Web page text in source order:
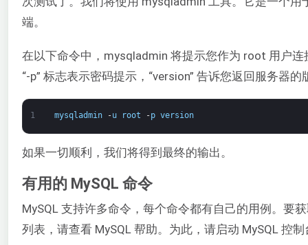
端。
在以下命令中，mysqladmin 将提示您作为 root 用户连
“-p” 标志表示密码提示，“version” 告诉您返回服务器的
1 mysqladmin -u root -p version
如果一切顺利，我们将得到最终的输出。
有用的 MySQL 命令
MySQL 支持许多命令，每个命令都有自己的用例。要
列表，请查看 MySQL 帮助。为此，请启动 MySQL 控制